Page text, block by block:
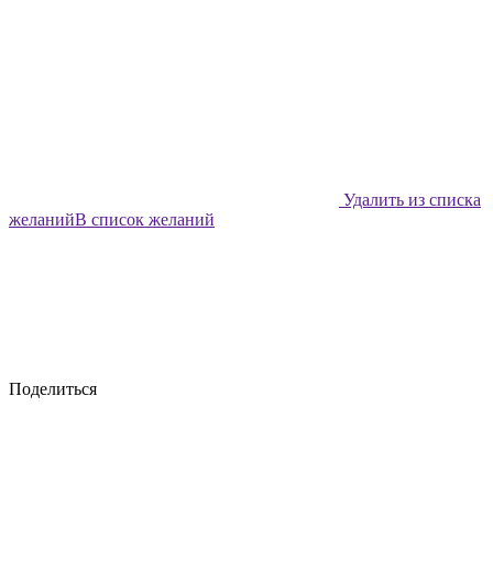
Удалить из списка
желанийВ список желаний
Поделиться